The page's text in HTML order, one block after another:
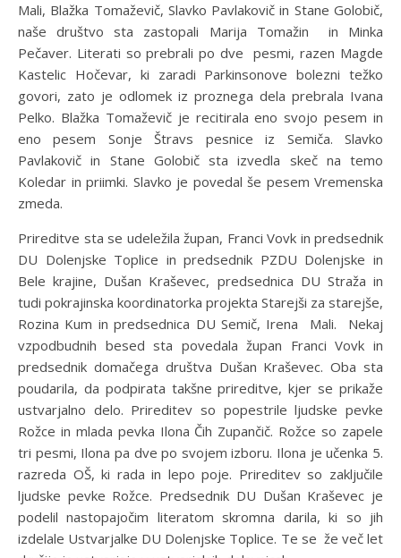
Mali, Blažka Tomaževič, Slavko Pavlakovič in Stane Golobič,
naše društvo sta zastopali Marija Tomažin in Minka
Pečaver. Literati so prebrali po dve pesmi, razen Magde
Kastelic Hočevar, ki zaradi Parkinsonove bolezni težko
govori, zato je odlomek iz proznega dela prebrala Ivana
Pelko. Blažka Tomaževič je recitirala eno svojo pesem in
eno pesem Sonje Štravs pesnice iz Semiča. Slavko
Pavlakovič in Stane Golobič sta izvedla skeč na temo
Koledar in priimki. Slavko je povedal še pesem Vremenska
zmeda.
Prireditve sta se udeležila župan, Franci Vovk in predsednik
DU Dolenjske Toplice in predsednik PZDU Dolenjske in
Bele krajine, Dušan Kraševec, predsednica DU Straža in
tudi pokrajinska koordinatorka projekta Starejši za starejše,
Rozina Kum in predsednica DU Semič, Irena Mali. Nekaj
vzpodbudnih besed sta povedala župan Franci Vovk in
predsednik domačega društva Dušan Kraševec. Oba sta
poudarila, da podpirata takšne prireditve, kjer se prikaže
ustvarjalno delo. Prireditev so popestrile ljudske pevke
Rožce in mlada pevka Ilona Čih Zupančič. Rožce so zapele
tri pesmi, Ilona pa dve po svojem izboru. Ilona je učenka 5.
razreda OŠ, ki rada in lepo poje. Prireditev so zaključile
ljudske pevke Rožce. Predsednik DU Dušan Kraševec je
podelil nastopajočim literatom skromna darila, ki so jih
izdelale Ustvarjalke DU Dolenjske Toplice. Te se že več let